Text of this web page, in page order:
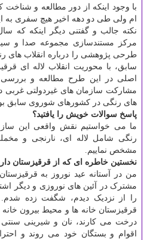
با وجود اینکه از دور مطالعه و
ام ولی طی دو دهه اخیر هیچ سفری به
نکته جالب و گفتنی دیگر اینکه که
مرکز مستندسازی مجموعه صدا و
طرحی پژوهشی را درباره انقلاب
سابق، با محوریت انقلاب لاله ای
اصلی در این طرح مطالعه و
مشارکت سازمان های غیردولتی غربی
های رنگی در کشورهای شوروی سابق
پاسخ سوالات خویش را یافتید؟
ما می خواستیم نقش واقعی این
رنگی شامل لاله ای، نارنجی و
مشخص نماییم.
نخستین خاطره ای که از قرقیزستان
من در آستانه عید نوروز به
مشترک در آئین های نوروزی و دیگر
را از نزدیک دیدم، شگفت زده شدم.
قرقیزستان خانه ها و محیط بیرون
درخت می کارند، نان و شیرینی سنتی
اقوام و بستگان خود می روند و